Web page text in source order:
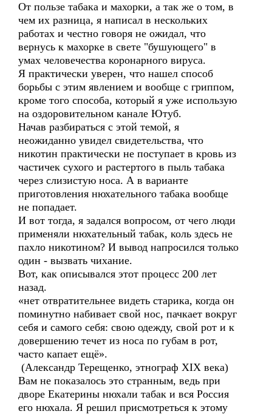
От пользе табака и махорки, а так же о том, в
чем их разница, я написал в нескольких
работах и честно говоря не ожидал, что
вернусь к махорке в свете "бушующего" в
умах человечества коронарного вируса.
Я практически уверен, что нашел способ
борьбы с этим явлением и вообще с гриппом,
кроме того способа, который я уже использую
на оздоровительном канале Ютуб.
Начав разбираться с этой темой, я
неожиданно увидел свидетельства, что
никотин практически не поступает в кровь из
частичек сухого и растертого в пыль табака
через слизистую носа. А в варианте
приготовления нюхательного табака вообще
не попадает.
И вот тогда, я задался вопросом, от чего люди
применяли нюхательный табак, коль здесь не
пахло никотином? И вывод напросился только
один - вызвать чихание.
Вот, как описывался этот процесс 200 лет
назад.
«нет отвратительнее видеть старика, когда он
поминутно набивает свой нос, пачкает вокруг
себя и самого себя: свою одежду, свой рот и к
довершению течет из носа по губам в рот,
часто капает ещё».
(Александр Терещенко, этнограф XIX века)
Вам не показалось это странным, ведь при
дворе Екатерины нюхали табак и вся Россия
его нюхала. Я решил присмотреться к этому